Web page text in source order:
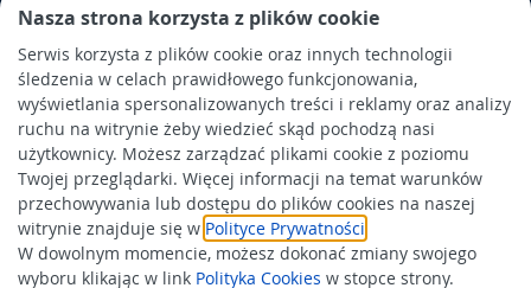
Nasza strona korzysta z plików cookie
Serwis korzysta z plików cookie oraz innych technologii
śledzenia w celach prawidłowego funkcjonowania,
wyświetlania spersonalizowanych treści i reklamy oraz analizy
ruchu na witrynie żeby wiedzieć skąd pochodzą nasi
użytkownicy. Możesz zarządzać plikami cookie z poziomu
Twojej przeglądarki. Więcej informacji na temat warunków
przechowywania lub dostępu do plików cookies na naszej
witrynie znajduje się w Polityce Prywatności
W dowolnym momencie, możesz dokonać zmiany swojego
wyboru klikając w link Polityka Cookies w stopce strony.
wyposażenie łazienek i kuchni, elektronarzędzia, a także
artykuły związane z ogrodem i otoczeniem domu.
Obowiązek informacyjny
Polityka prywatności
Polityka Cookies
Odbiór zużytego sprzętu
Wspierają nas: